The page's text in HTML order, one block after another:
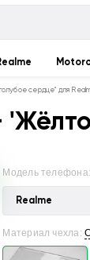
сердце" для
Модель телефона:
Realme
Материал чехла: